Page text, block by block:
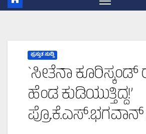
ಪ್ರಸ್ತುತ ಸುದ್ದಿ
`ಸೀತೆನಾ
ಹೆಂಡ ಕುಡಿಯುತ್ತಿದ್ದ!’